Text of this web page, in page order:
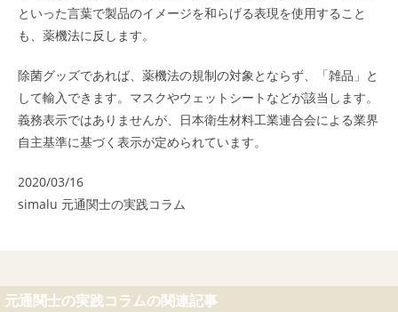
といった言葉で製品のイメージを和らげる表現を使用すること
も、薬機法に反します。
除菌グッズであれば、薬機法の規制の対象とならず、「雑品」と
して輸入できます。マスクやウェットシートなどが該当します。
義務表示ではありませんが、日本衛生材料工業連合会による業界
自主基準に基づく表示が定められています。
2020/03/16
simalu 元通関士の実践コラム
元通関士の実践コラムの関連記事